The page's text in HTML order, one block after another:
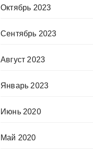
Октябрь 2023
Сентябрь 2023
Август 2023
Январь 2023
Июнь 2020
Май 2020